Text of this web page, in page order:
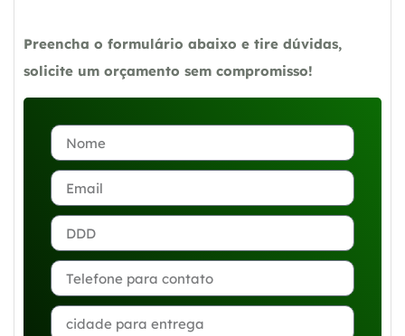
Preencha o formulário abaixo e tire dúvidas,
solicite um orçamento sem compromisso!